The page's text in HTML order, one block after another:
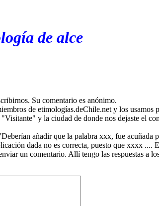
de alce
Su comentario es anónimo.
de etimologías.deChile.net y los
y la ciudad de donde nos dejaste el
añadir que la palabra xxx, fue acuñada
dada no es correcta, puesto que xxxx ....
un comentario. Allí tengo las respuestas a